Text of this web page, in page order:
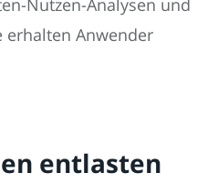
Nutzen-Analysen und
erhalten Anwender
entlasten